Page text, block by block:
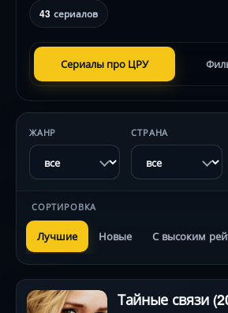
43 сериалов
Сериалы про ЦРУ
ЖАНР СТРАНА
СОРТИРОВКА
Лучшие Новые С высоким
Тайные связи